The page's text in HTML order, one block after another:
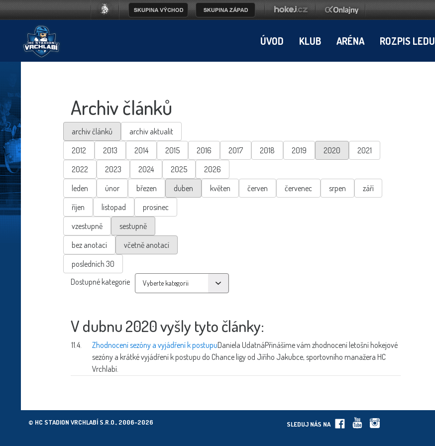
ÚVOD KLUB ARÉNA ROZPIS LEDU
Archiv článků
archiv článků
archiv aktualit
2012
2013 2014 2015 2016 2017 2018 2019 2020
2021
2022
2023 2024 2025
2026
leden
únor březen duben květen červen červenec srpen
září
říjen
listopad
prosinec
vzestupně
sestupně
bez anotací
včetně anotací
posledních 30
Dostupné kategorie
V dubnu 2020 vyšly tyto články:
11.4. Zhodnocení sezóny a vyjádření k postupuDaniela UdatnáPřinášíme vám zhodnocení letošní hokejové
sezóny a krátké vyjádření k postupu do Chance ligy od Jiřího Jakubce, sportovního manažera HC
Vrchlabí.
© HC STADION VRCHLABÍ S.R.O., 2006–2026 SLEDUJ NÁS NA